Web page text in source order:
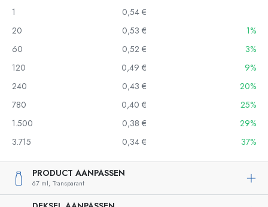
1
0,54 €
20
0,53 €
1%
60
0,52 €
3%
120
0,49 €
9%
240
0,43 €
20%
780
0,40 €
25%
1.500
0,38 €
29%
3.715
0,34 € 37%
PRODUCT AANPASSEN
67 ml, Transparant